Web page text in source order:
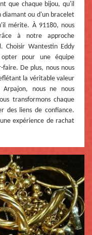
que chaque bijou, qu'il
diamant ou d'un bracelet
mérite. À 91180, nous
à notre approche
Choisir Wantestin Eddy
pour une équipe
De plus, nous nous
la véritable valeur
nous ne nous
transformons chaque
des liens de confiance.
expérience de rachat